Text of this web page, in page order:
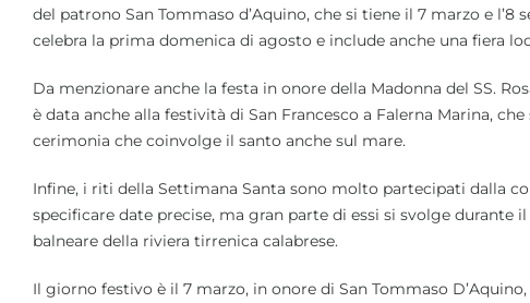
del patrono San Tommaso d’Aquino, che si tiene il 7 marzo e
celebra la prima domenica di agosto e include anche una fiera
Da menzionare anche la festa in onore della Madonna del SS.
è data anche alla festività di San Francesco a Falerna Marina,
cerimonia che coinvolge il santo anche sul mare.
Infine, i riti della Settimana Santa sono molto partecipati dalla
specificare date precise, ma gran parte di essi si svolge
balneare della riviera tirrenica calabrese.
Il giorno festivo è il 7 marzo, in onore di San Tommaso